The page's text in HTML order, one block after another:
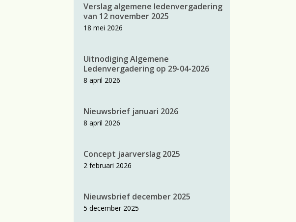
Verslag algemene ledenvergadering
van 12 november 2025
18 mei 2026
Uitnodiging Algemene
Ledenvergadering op 29-04-2026
8 april 2026
Nieuwsbrief januari 2026
8 april 2026
Concept jaarverslag 2025
2 februari 2026
Nieuwsbrief december 2025
5 december 2025